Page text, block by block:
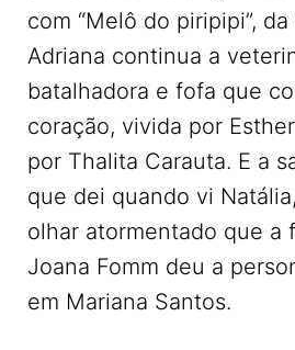
com “Melô do piripipi”,
Adriana continua a
batalhadora e fofa que
coração, vivida por
por Thalita Carauta. E a
que dei quando vi
olhar atormentado que a
Joana Fomm deu a
em Mariana Santos.